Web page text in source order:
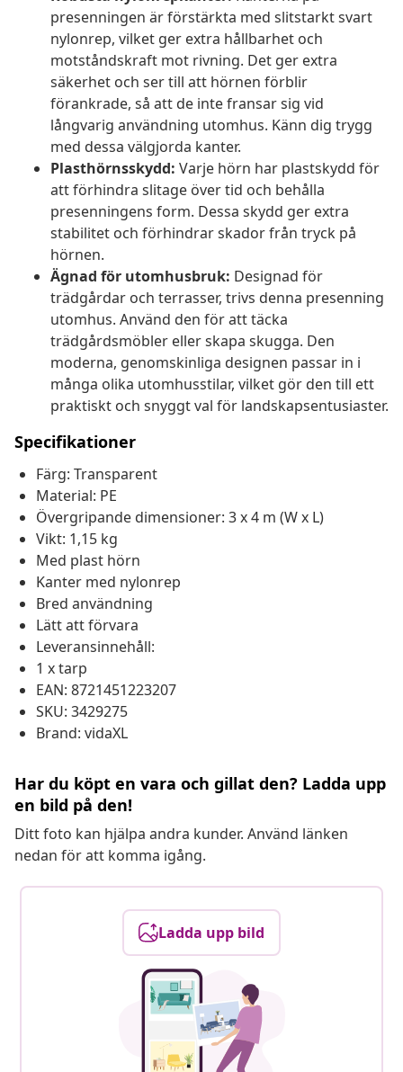
presenningen är förstärkta med slitstarkt svart
nylonrep, vilket ger extra hållbarhet och
motståndskraft mot rivning. Det ger extra
säkerhet och ser till att hörnen förblir
förankrade, så att de inte fransar sig vid
långvarig användning utomhus. Känn dig trygg
med dessa välgjorda kanter.
Plasthörnsskydd: Varje hörn har plastskydd för
att förhindra slitage över tid och behålla
presenningens form. Dessa skydd ger extra
stabilitet och förhindrar skador från tryck på
hörnen.
Ägnad för utomhusbruk: Designad för
trädgårdar och terrasser, trivs denna presenning
utomhus. Använd den för att täcka
trädgårdsmöbler eller skapa skugga. Den
moderna, genomskinliga designen passar in i
många olika utomhusstilar, vilket gör den till ett
praktiskt och snyggt val för landskapsentusiaster.
Specifikationer
Färg: Transparent
Material: PE
Övergripande dimensioner: 3 x 4 m (W x L)
Vikt: 1,15 kg
Med plast hörn
Kanter med nylonrep
Bred användning
Lätt att förvara
Leveransinnehåll:
1 x tarp
EAN: 8721451223207
SKU: 3429275
Brand: vidaXL
Har du köpt en vara och gillat den? Ladda upp
en bild på den!
Ditt foto kan hjälpa andra kunder. Använd länken
nedan för att komma igång.
Ladda upp bild